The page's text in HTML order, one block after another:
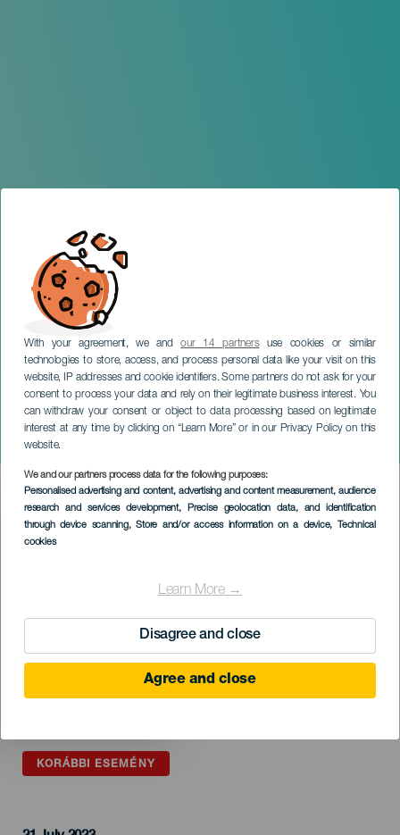
With your agreement, we andour 14 partnersuse cookies or similar
technologies to store, access, and process personal data like your visit on this
website, IP addresses and cookie identifiers. Some partners do not ask for your
consent to process your data and rely on their legitimate business interest. You
can withdraw your consent or object to data processing based on legitimate
interest at any time by clicking on “Learn More” or in our Privacy Policy on this
website.
We and our partners process data for the following purposes:
Personalised advertising and content, advertising and content measurement, audience
research and services development, Precise geolocation data, and identification
through device scanning, Store and/or access information on a device, Technical
cookies
Learn More →
Disagree and close
Agree and close
VII Festival de la Canción
Masdache 2023
LANZAROTE
Imagen
Listado
KORÁBBI ESEMÉNY